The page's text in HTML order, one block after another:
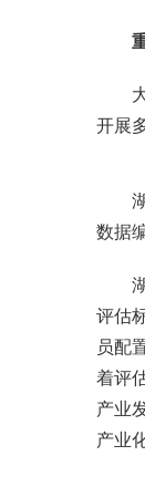
开展
数据
评估
员配
着评
产业
产业